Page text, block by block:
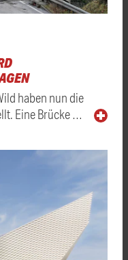
S
haben nun die
Eine Brücke …